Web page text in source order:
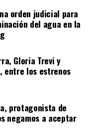
orden judicial para
del agua en la
Gloria Trevi y
entre los estrenos
protagonista de
negamos a aceptar